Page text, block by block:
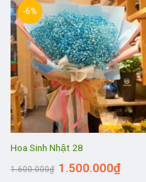
-6%
Hoa Sinh Nhật 28
1.600.000₫ 1.500.000₫